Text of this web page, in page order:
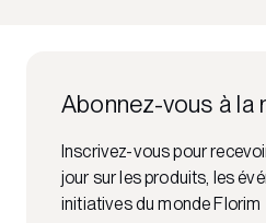
Abonnez-vous à la
Inscrivez-vous pour
jour sur les produits, les
initiatives du monde Florim